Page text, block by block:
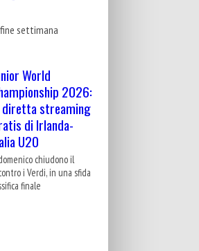
settimana
World
2026:
diretta streaming
di Irlanda-
U20
chiudono il
i Verdi, in una sfida
finale